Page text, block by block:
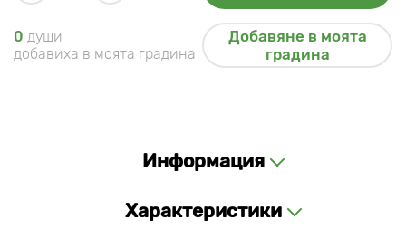
0 души
добавиха в моята градина
Добавяне в моята
градина
Информация
Характеристики